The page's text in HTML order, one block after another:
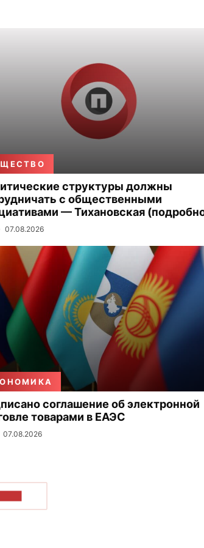
структуры должны
с общественными
— Тихановская
07.08.2026
соглашение об электронной
товарами в ЕАЭС
07.08.2026